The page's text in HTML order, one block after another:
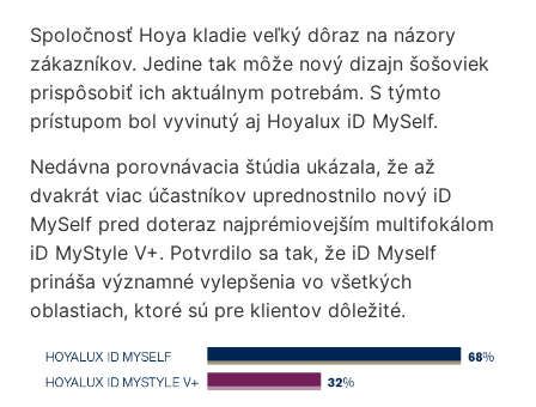
Spoločnosť Hoya kladie veľký dôraz na názory
zákazníkov. Jedine tak môže nový dizajn šošoviek
prispôsobiť ich aktuálnym potrebám. S týmto
prístupom bol vyvinutý aj Hoyalux iD MySelf.
Nedávna porovnávacia štúdia ukázala, že až
dvakrát viac účastníkov uprednostnilo nový iD
MySelf pred doteraz najprémiovejším multifokálom
iD MyStyle V+. Potvrdilo sa tak, že iD Myself
prináša významné vylepšenia vo všetkých
oblastiach, ktoré sú pre klientov dôležité.